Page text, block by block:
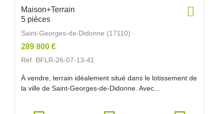
Maison+Terrain
5 pièces
Saint-Georges-de-Didonne (17110)
289 800 €
Réf. BFLR-26-07-13-41
À vendre, terrain idéalement situé dans le lotissement de
la ville de Saint-Georges-de-Didonne. Avec...